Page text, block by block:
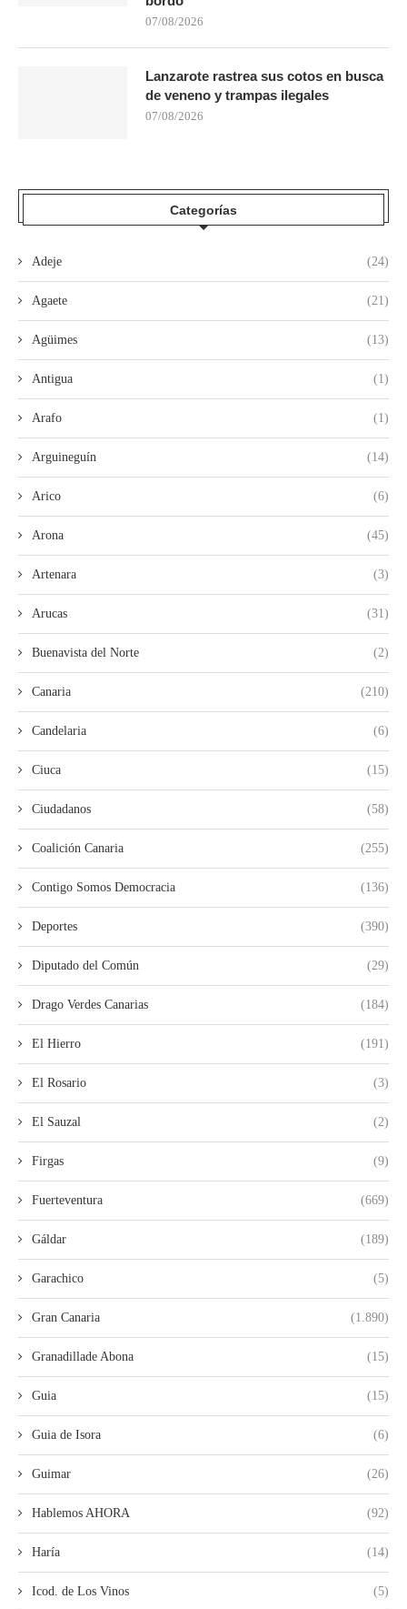
07/08/2026
Lanzarote rastrea sus cotos en busca
de veneno y trampas ilegales
07/08/2026
Categorías
Adeje (24)
Agaete (21)
Agüimes (13)
Antigua (1)
Arafo (1)
Arguineguín (14)
Arico (6)
Arona (45)
Artenara (3)
Arucas (31)
Buenavista del Norte (2)
Canaria (210)
Candelaria (6)
Ciuca (15)
Ciudadanos (58)
Coalición Canaria (255)
Contigo Somos Democracia (136)
Deportes (390)
Diputado del Común (29)
Drago Verdes Canarias (184)
El Hierro (191)
El Rosario (3)
El Sauzal (2)
Firgas (9)
Fuerteventura (669)
Gáldar (189)
Garachico (5)
Gran Canaria (1.890)
Granadillade Abona (15)
Guia (15)
Guia de Isora (6)
Guimar (26)
Hablemos AHORA (92)
Haría (14)
Icod. de Los Vinos (5)